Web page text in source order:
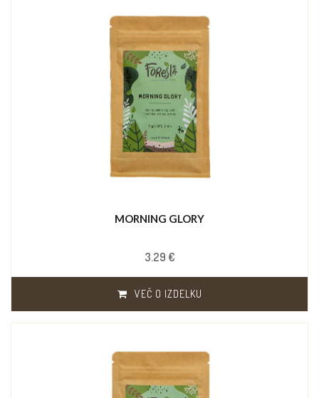
MORNING GLORY
3.29 €
VEČ O IZDELKU